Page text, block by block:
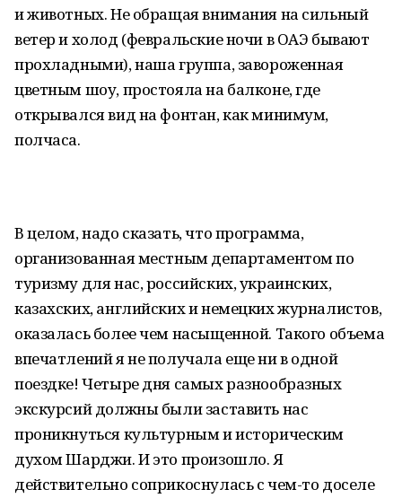
и животных. Не обращая внимания на сильный
ветер и холод (февральские ночи в ОАЭ бывают
прохладными), наша группа, завороженная
цветным шоу, простояла на балконе, где
открывался вид на фонтан, как минимум,
полчаса.
В целом, надо сказать, что программа,
организованная местным департаментом по
туризму для нас, российских, украинских,
казахских, английских и немецких журналистов,
оказалась более чем насыщенной. Такого объема
впечатлений я не получала еще ни в одной
поездке! Четыре дня самых разнообразных
экскурсий должны были заставить нас
проникнуться культурным и историческим
духом Шарджи. И это произошло. Я
действительно соприкоснулась с чем-то доселе